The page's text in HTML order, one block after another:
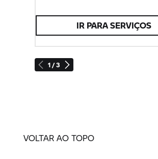
1 / 3
IR PARA SERVIÇOS
VOLTAR AO TOPO